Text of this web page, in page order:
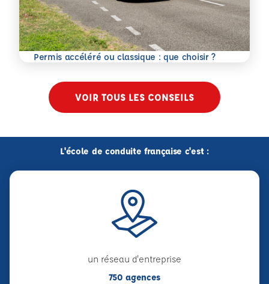
Permis accéléré ou classique : que choisir ?
En savoir plus
VOIR TOUS LES CONSEILS
L'école de conduite française c'est :
un réseau d'entreprise
750 agences